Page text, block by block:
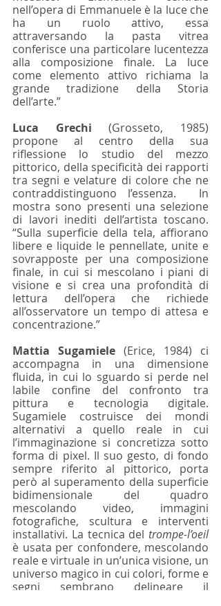
nell’opera di Emmanuele è la luce che
ha un ruolo attivo, essa
attraversando la pasta vitrea
conferisce una particolare lucentezza
alla composizione finale. La luce
come elemento attivo richiama la
grande tradizione della Storia
dell’arte.”
Luca Grechi (Grosseto, 1985)
propone al centro della sua
riflessione lo studio del mezzo
pittorico, della specificità dei rapporti
tra segni e velature di colore che ne
contraddistinguono l’essenza.  In
mostra sono presenti una selezione
di lavori inediti dell’artista toscano.
“Sulla superficie della tela, affiorano
libere e liquide le pennellate, unite e
sovrapposte per una composizione
finale, in cui si mescolano i piani di
visione e si crea una profondità di
lettura dell’opera che richiede
all’osservatore un tempo di attesa e
concentrazione.”
Mattia Sugamiele (Erice, 1984) ci
accompagna in una dimensione
fluida, in cui lo sguardo si perde nel
labile confine del confronto tra
pittura e tecnologia digitale.
Sugamiele costruisce dei mondi
alternativi a quello reale in cui
l’immaginazione si concretizza sotto
forma di pixel. Il suo gesto, di fondo
sempre riferito al pittorico, porta
però al superamento della superficie
bidimensionale del quadro
mescolando video, immagini
fotografiche, scultura e interventi
installativi. La tecnica del trompe-l’oeil
è usata per confondere, mescolando
reale e virtuale in un’unica visione, un
universo magico in cui colori, forme e
segni sembrano delineare il